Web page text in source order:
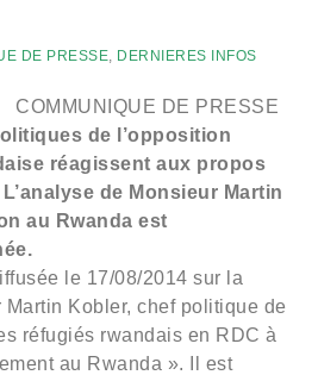
DE PRESSE DERNIERES INFOS
COMMUNIQUE DE PRESSE
de l’opposition
réagissent aux propos
de Monsieur Martin
au Rwanda est
le 17/08/2014 sur la
Kobler, chef politique de
réfugiés rwandais en RDC à
au Rwanda ». Il est